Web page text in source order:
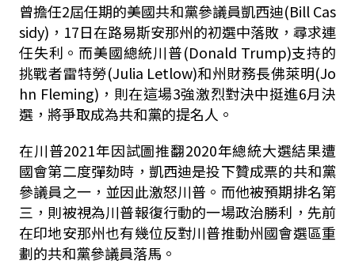
曾擔任2屆任期的美國共和黨參議員凱西迪(Bill Cas
sidy)，17日在路易斯安那州的初選中落敗，尋求連
任失利。而美國總統川普(Donald Trump)支持的
挑戰者雷特勞(Julia Letlow)和州財務長佛萊明(Jo
hn Fleming)，則在這場3強激烈對決中挺進6月決
選，將爭取成為共和黨的提名人。
在川普2021年因試圖推翻2020年總統大選結果遭
國會第二度彈劾時，凱西迪是投下贊成票的共和黨
參議員之一，並因此激怒川普。而他被預期排名第
三，則被視為川普報復行動的一場政治勝利，先前
在印地安那州也有幾位反對川普推動州國會選區重
劃的共和黨參議員落馬。